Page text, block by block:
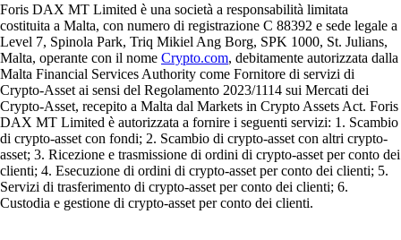
Foris DAX MT Limited è una società a responsabilità limitata
costituita a Malta, con numero di registrazione C 88392 e sede legale a
Level 7, Spinola Park, Triq Mikiel Ang Borg, SPK 1000, St. Julians,
Malta, operante con il nome Crypto.com, debitamente autorizzata dalla
Malta Financial Services Authority come Fornitore di servizi di
Crypto-Asset ai sensi del Regolamento 2023/1114 sui Mercati dei
Crypto-Asset, recepito a Malta dal Markets in Crypto Assets Act. Foris
DAX MT Limited è autorizzata a fornire i seguenti servizi: 1. Scambio
di crypto-asset con fondi; 2. Scambio di crypto-asset con altri crypto-
asset; 3. Ricezione e trasmissione di ordini di crypto-asset per conto dei
clienti; 4. Esecuzione di ordini di crypto-asset per conto dei clienti; 5.
Servizi di trasferimento di crypto-asset per conto dei clienti; 6.
Custodia e gestione di crypto-asset per conto dei clienti.